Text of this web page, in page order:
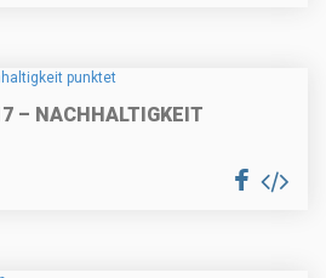
– NACHHALTIGKEIT